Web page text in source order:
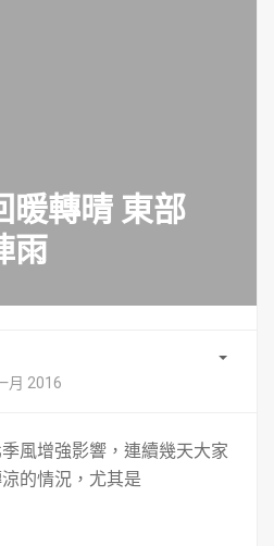
暖轉晴 東部
雨
月 2016
風增強影響，連續幾天大家
的情況，尤其是